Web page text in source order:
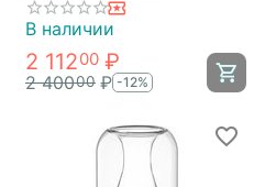
В наличии
2 11200 ₽
2 40000 ₽ -12%